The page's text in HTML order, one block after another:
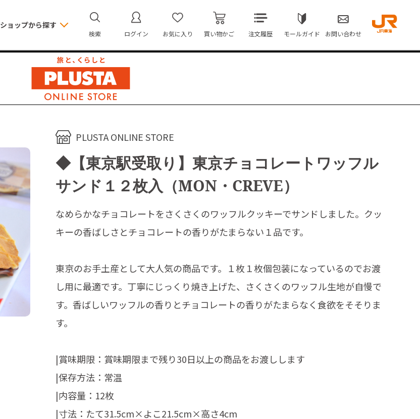
ショップから探す
検索 ログイン お気に入り 買い物かご 注文履歴 モールガイド お問い合わせ
PLUSTA ONLINE STORE
◆【東京駅受取り】東京チョコレートワッフル
サンド１２枚入（MON・CREVE）
なめらかなチョコレートをさくさくのワッフルクッキーでサンドしました。クッ
キーの香ばしさとチョコレートの香りがたまらない１品です。
東京のお手土産として大人気の商品です。１枚１枚個包装になっているのでお渡
し用に最適です。丁寧にじっくり焼き上げた、さくさくのワッフル生地が自慢で
す。香ばしいワッフルの香りとチョコレートの香りがたまらなく食欲をそそりま
す。
|賞味期限：賞味期限まで残り30日以上の商品をお渡しします
|保存方法：常温
|内容量：12枚
|寸法：たて31.5cm×よこ21.5cm×高さ4cm